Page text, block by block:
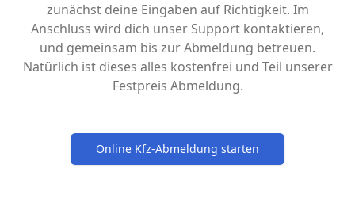
zunächst deine Eingaben auf Richtigkeit. Im
Anschluss wird dich unser Support kontaktieren,
und gemeinsam bis zur Abmeldung betreuen.
Natürlich ist dieses alles kostenfrei und Teil unserer
Festpreis Abmeldung.
Online Kfz-Abmeldung starten